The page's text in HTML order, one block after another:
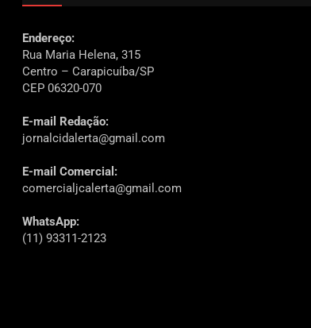
Endereço:
Rua Maria Helena, 315
Centro – Carapicuíba/SP
CEP 06320-070
E-mail Redação:
jornalcidalerta@gmail.com
E-mail Comercial:
comercialjcalerta@gmail.com
WhatsApp:
(11) 93311-2123